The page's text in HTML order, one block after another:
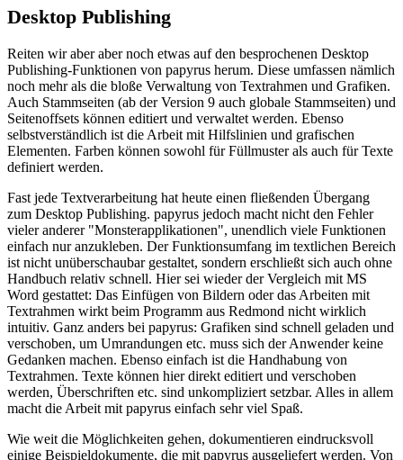
Desktop Publishing
Reiten wir aber aber noch etwas auf den besprochenen Desktop
Publishing-Funktionen von papyrus herum. Diese umfassen nämlich
noch mehr als die bloße Verwaltung von Textrahmen und Grafiken.
Auch Stammseiten (ab der Version 9 auch globale Stammseiten) und
Seitenoffsets können editiert und verwaltet werden. Ebenso
selbstverständlich ist die Arbeit mit Hilfslinien und grafischen
Elementen. Farben können sowohl für Füllmuster als auch für Texte
definiert werden.
Fast jede Textverarbeitung hat heute einen fließenden Übergang
zum Desktop Publishing. papyrus jedoch macht nicht den Fehler
vieler anderer "Monsterapplikationen", unendlich viele Funktionen
einfach nur anzukleben. Der Funktionsumfang im textlichen Bereich
ist nicht unüberschaubar gestaltet, sondern erschließt sich auch ohne
Handbuch relativ schnell. Hier sei wieder der Vergleich mit MS
Word gestattet: Das Einfügen von Bildern oder das Arbeiten mit
Textrahmen wirkt beim Programm aus Redmond nicht wirklich
intuitiv. Ganz anders bei papyrus: Grafiken sind schnell geladen und
verschoben, um Umrandungen etc. muss sich der Anwender keine
Gedanken machen. Ebenso einfach ist die Handhabung von
Textrahmen. Texte können hier direkt editiert und verschoben
werden, Überschriften etc. sind unkompliziert setzbar. Alles in allem
macht die Arbeit mit papyrus einfach sehr viel Spaß.
Wie weit die Möglichkeiten gehen, dokumentieren eindrucksvoll
einige Beispieldokumente, die mit papyrus ausgeliefert werden. Von